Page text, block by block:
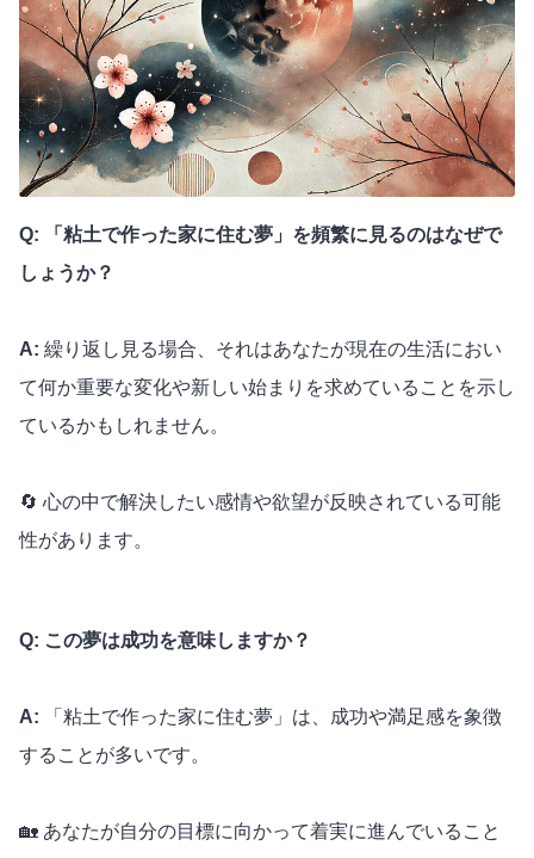
Q: 「粘土で作った家に住む夢」を頻繁に見るのはなぜで
しょうか？
A: 繰り返し見る場合、それはあなたが現在の生活におい
て何か重要な変化や新しい始まりを求めていることを示し
ているかもしれません。
🔄 心の中で解決したい感情や欲望が反映されている可能
性があります。
Q: この夢は成功を意味しますか？
A:
「粘土で作った家に住む夢」は、成功や満足感を象徴
することが多いです。
🏡 あなたが自分の目標に向かって着実に進んでいること